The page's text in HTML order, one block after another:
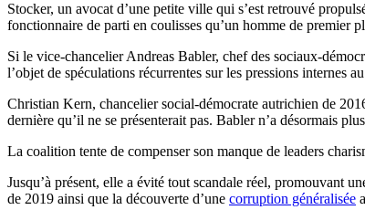
Stocker, un avocat d’une petite ville qui s’est retrouvé
fonctionnaire de parti en coulisses qu’un homme de premier
Si le vice-chancelier Andreas Babler, chef des sociaux-
l’objet de spéculations récurrentes sur les pressions internes
Christian Kern, chancelier social-démocrate autrichien de
dernière qu’il ne se présenterait pas. Babler n’a désormais
La coalition tente de compenser son manque de leaders
Jusqu’à présent, elle a évité tout scandale réel, promouvant
de 2019 ainsi que la découverte d’une corruption généralisée